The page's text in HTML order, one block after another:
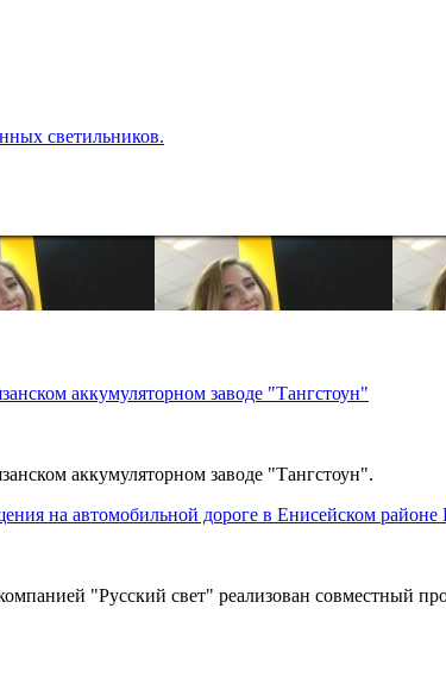
светильников.
аккумуляторном заводе "Тангстоун"
аккумуляторном заводе "Тангстоун".
на автомобильной дороге в Енисейском районе
"Русский свет" реализован совместный